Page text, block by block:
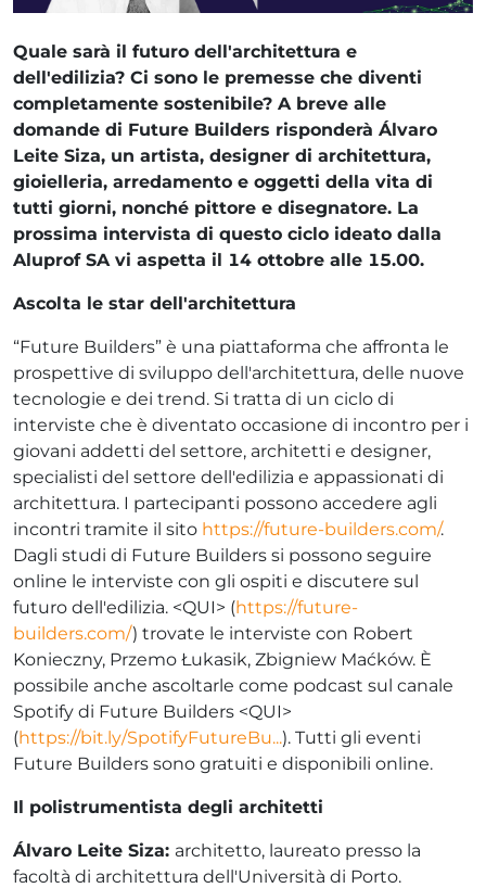
Quale sarà il futuro dell'architettura e
dell'edilizia? Ci sono le premesse che diventi
completamente sostenibile? A breve alle
domande di Future Builders risponderà Álvaro
Leite Siza, un artista, designer di architettura,
gioielleria, arredamento e oggetti della vita di
tutti giorni, nonché pittore e disegnatore. La
prossima intervista di questo ciclo ideato dalla
Aluprof SA vi aspetta il 14 ottobre alle 15.00.
Ascolta le star dell'architettura
“Future Builders” è una piattaforma che affronta le
prospettive di sviluppo dell'architettura, delle nuove
tecnologie e dei trend. Si tratta di un ciclo di
interviste che è diventato occasione di incontro per i
giovani addetti del settore, architetti e designer,
specialisti del settore dell'edilizia e appassionati di
architettura. I partecipanti possono accedere agli
incontri tramite il sito https://future-builders.com/.
Dagli studi di Future Builders si possono seguire
online le interviste con gli ospiti e discutere sul
futuro dell'edilizia. <QUI> (https://future-
builders.com/) trovate le interviste con Robert
Konieczny, Przemo Łukasik, Zbigniew Maćków. È
possibile anche ascoltarle come podcast sul canale
Spotify di Future Builders <QUI>
(https://bit.ly/SpotifyFutureBu...). Tutti gli eventi
Future Builders sono gratuiti e disponibili online.
Il polistrumentista degli architetti
Álvaro Leite Siza: architetto, laureato presso la
facoltà di architettura dell'Università di Porto.